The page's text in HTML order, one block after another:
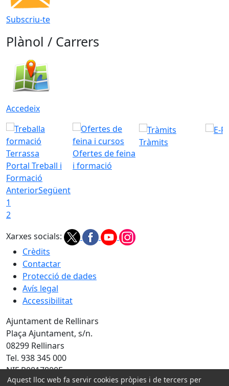
Subscriu-te
Plànol / Carrers
Accedeix
Portal Treball i
Formació
Ofertes de feina
i formació
Tràmits
AnteriorSegüent
1
2
Xarxes socials:
Crèdits
Contactar
Protecció de dades
Avís legal
Accessibilitat
Ajuntament de Rellinars
Plaça Ajuntament, s/n.
08299 Rellinars
Tel. 938 345 000
NIF P0817800F
Aquest lloc web fa servir cookies pròpies i de tercers per